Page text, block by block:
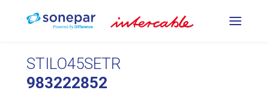
OUTILS DE SERTISSAGE
STILO45SETR
983222852